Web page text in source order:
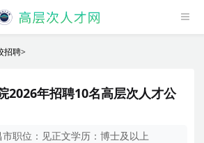
招聘>
2026年招聘10名高层次人才公
市职位： 见正文学历：博士及以上